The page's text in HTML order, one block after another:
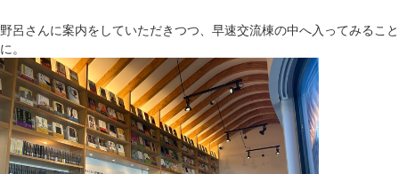
野呂さんに案内をしていただきつつ、早速交流棟の中へ入ってみること
に。